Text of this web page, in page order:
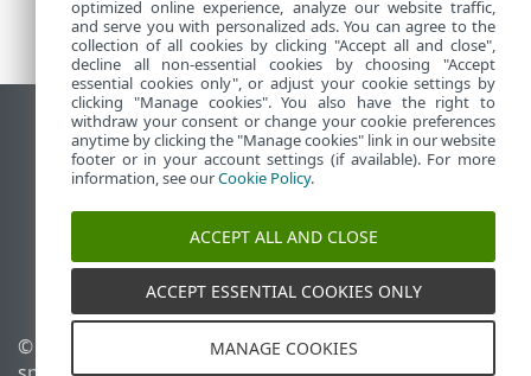
Zobraziť stránku ako na počítači
End of Life
Databáza znalostí ESET
ESET Fórum
ESET Status Portal
Technická podpora
© 1992 - 2026 ESET,
Spravovať súbory cookie
optimized online experience, analyze our website traffic,
and serve you with personalized ads. You can agree to the
collection of all cookies by clicking "Accept all and close",
decline all non-essential cookies by choosing "Accept
essential cookies only", or adjust your cookie settings by
clicking "Manage cookies". You also have the right to
withdraw your consent or change your cookie preferences
anytime by clicking the "Manage cookies" link in our website
footer or in your account settings (if available). For more
information, see ourCookie Policy.
ACCEPT ALL AND CLOSE
ACCEPT ESSENTIAL COOKIES ONLY
MANAGE COOKIES